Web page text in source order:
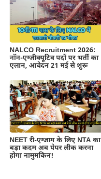
NALCO Recruitment 2026:
नॉन-एग्जीक्यूटिव पदों पर भर्ती का
एलान, आवेदन 21 मई से शुरू
NEET री-एग्जाम के लिए NTA का
बड़ा कदम अब पेपर लीक करना
होगा नामुमकिन!